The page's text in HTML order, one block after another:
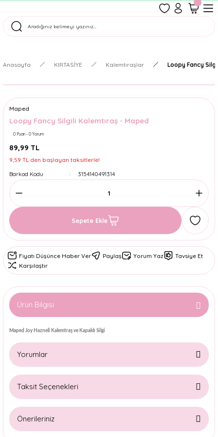
Tüm Siparişler Aynı Gün Kargoda!
Anasayfa KIRTASİYE Kalemtıraşlar Loopy Fancy
Maped
Loopy Fancy Silgili Kalemtıraş - Maped
0 Puan - 0 Yorum
89,99 TL
9,59 TL den başlayan taksitlerle!
Barkod Kodu
3154140491314
Sepete Ekle
Fiyatı Düşünce Haber Ver Paylaş Yorum Yaz
Tavsiye Et
Karşılaştır
Ürün Bilgisi
Maped Joy Hazneli Kalemtraş ve Kapaklı Silgi
Yorumlar
Taksit Seçenekleri
Önerileriniz